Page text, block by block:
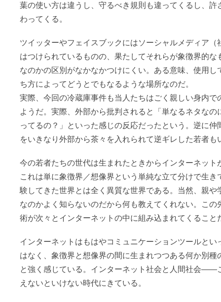
葉の使い方は違うし、守るべき規則も違ってくるし、許
わってくる。
ツイッターやフェイスブックにはソーシャルメディア（
はつけられているものの、果たしてそれらが象徴界的な
なのかの区別がなかなかつけにくい。ある意味、使用し
ち方によってどうとでもなるような場所なのだ。
実際、今回の冷蔵庫事件も当人たちはごく親しい身内で
ようだ。実際、外部から批判されると「単なるネタなの
ってるの？」といった感じの反応だったという。逆に仲
をいきなり外部から茶々を入れられて逆ギレした若者も
今の若者たちの世代は生まれたときからインターネット
これは単に象徴界／想像界という単純な立て分けで生き
験してきた世界とは全く異質な世界である。当然、親や
なのかよく知らないのだから何も教えてくれない。この
術が次々とインターネットの中に組み込まれてくること
インターネットはもはやコミュニケーションツールとい
はなく、象徴界と想像界の間に生まれつつある何か別種
と強く感じている。インターネット社会と人間社会――
えないといけない時代にきている。